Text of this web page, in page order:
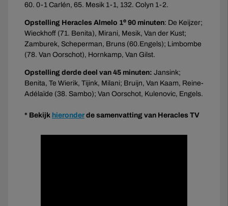
60. 0-1 Carlén, 65. Mesik 1-1, 132. Colyn 1-2.
Opstelling Heracles Almelo 1e 90 minuten: De Keijzer;
Wieckhoff (71. Benita), Mirani, Mesik, Van der Kust;
Zamburek, Scheperman, Bruns (60.Engels); Limbombe
(78. Van Oorschot), Hornkamp, Van Gilst.
Opstelling derde deel van 45 minuten: Jansink;
Benita, Te Wierik, Tijink, Milani; Bruijn, Van Kaam, Reine-
Adélaïde (38. Sambo); Van Oorschot, Kulenovic, Engels.
* Bekijk hieronderde samenvatting van Heracles TV